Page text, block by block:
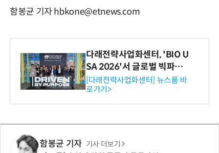
함봉균 기자 hbkone@etnews.com
다래전략사업화센터, 'BIO U
SA 2026'서 글로벌 빅파마
와의 비즈니스 미팅 지원…K
-바이오 해외 진출 교두보 확
보
[다래전략사업화센터] 뉴스룸 바
로가기>
함봉균 기자 기사 더보기